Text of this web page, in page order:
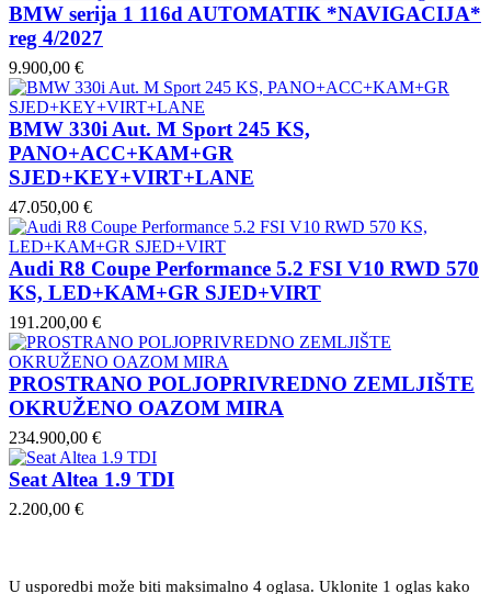
BMW serija 1 116d AUTOMATIK *NAVIGACIJA*
reg 4/2027
9.900,00 €
BMW 330i Aut. M Sport 245 KS,
PANO+ACC+KAM+GR
SJED+KEY+VIRT+LANE
47.050,00 €
Audi R8 Coupe Performance 5.2 FSI V10 RWD 570
KS, LED+KAM+GR SJED+VIRT
191.200,00 €
PROSTRANO POLJOPRIVREDNO ZEMLJIŠTE
OKRUŽENO OAZOM MIRA
234.900,00 €
Seat Altea 1.9 TDI
2.200,00 €
U usporedbi može biti maksimalno 4 oglasa. Uklonite 1 oglas kako